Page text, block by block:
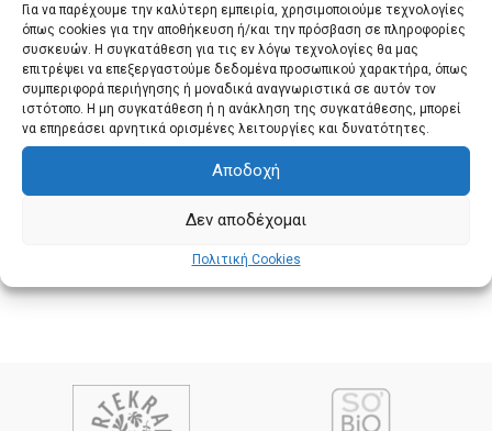
Για να παρέχουμε την καλύτερη εμπειρία, χρησιμοποιούμε τεχνολογίες
όπως cookies για την αποθήκευση ή/και την πρόσβαση σε πληροφορίες
συσκευών. Η συγκατάθεση για τις εν λόγω τεχνολογίες θα μας
επιτρέψει να επεξεργαστούμε δεδομένα προσωπικού χαρακτήρα, όπως
συμπεριφορά περιήγησης ή μοναδικά αναγνωριστικά σε αυτόν τον
ιστότοπο. Η μη συγκατάθεση ή η ανάκληση της συγκατάθεσης, μπορεί
να επηρεάσει αρνητικά ορισμένες λειτουργίες και δυνατότητες.
Αποδοχή
Δεν αποδέχομαι
Πολιτική Cookies